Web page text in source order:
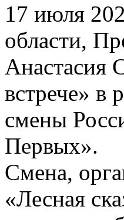
17 июля
области,
Анастасия
встрече» в
смены
Первых».
Смена,
«Лесная